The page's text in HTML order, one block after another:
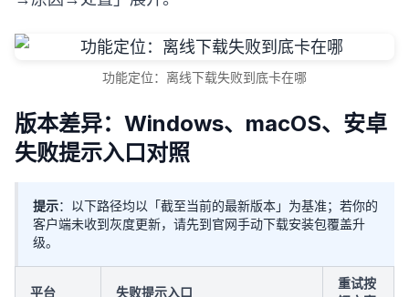
功能定位：离线下载失败到底卡在哪
版本差异：Windows、macOS、安卓
失败提示入口对照
提示：以下路径均以「截至当前的最新版本」为基准；若你的
客户端未收到灰度更新，请先到官网手动下载安装包覆盖升
级。
平台 失败提示入口
重试按